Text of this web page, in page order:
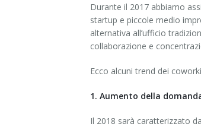
Durante il 2017 abbiamo
startup e piccole medio
alternativa all’ufficio
collaborazione e
Ecco alcuni trend dei
1. Aumento della
Il 2018 sarà caratterizzato